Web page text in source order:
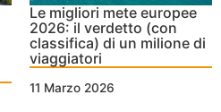
Le migliori mete europee
2026: il verdetto (con
classifica) di un milione di
viaggiatori
11 Marzo 2026